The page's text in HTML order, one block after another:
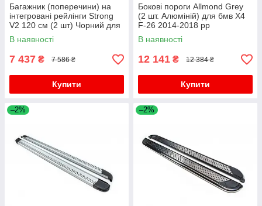
Багажник (поперечини) на
інтегровані рейлінги Strong
V2 120 см (2 шт) Чорний для
бмв X4 F-26 2014-2018 рр
В наявності
7 437 ₴ 7 586 ₴
Купити
Бокові пороги Allmond Grey
(2 шт. Алюміній) для бмв X4
F-26 2014-2018 рр
В наявності
12 141 ₴ 12 384 ₴
Купити
–2% –2%